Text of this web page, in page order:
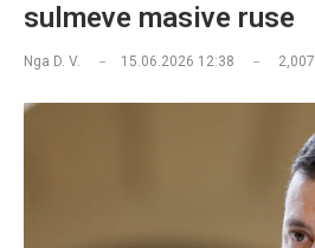
sulmeve masive ruse
Nga D. V. 15.06.2026 12:38 2,007